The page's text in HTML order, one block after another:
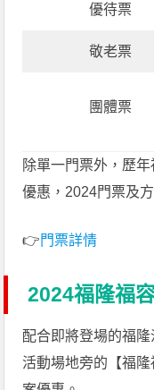
優待票
敬老票
團體票
除單一門票外，歷
優惠，2024門票及
👉門票詳情
2024福隆福
配合即將登場的福
活動場地旁的【福